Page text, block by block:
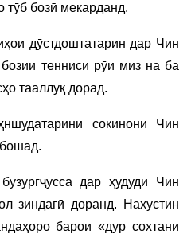
тӯб бозӣ мекарданд.
дӯстдоштатарин дар Чин
тенниси рӯи миз на ба
тааллуқ дорад.
сокинони Чин
дар ҳудуди Чин
зиндагӣ доранд. Нахустин
барои «дур сохтани